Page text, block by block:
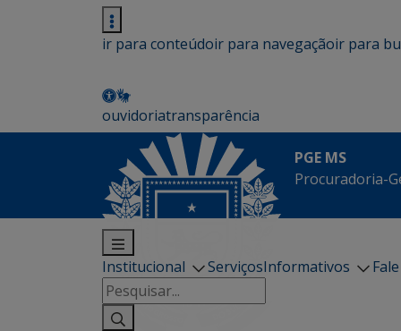
ir para conteúdoir para navegaçãoir para
ouvidoriatransparência
PGE MS
Procuradoria-
Institucional ServiçosInformativos
Pesquisar
por: